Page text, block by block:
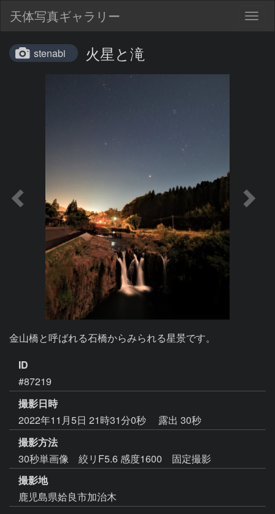
天体写真ギャラリー
stenabi 火星と滝
金山橋と呼ばれる石橋からみられる星景です。
ID
#87219
撮影日時
2022年11月5日 21時31分0秒
露出 30秒
撮影方法
30秒単画像 絞リF5.6 感度1600 固定撮影
撮影地
鹿児島県姶良市加治木